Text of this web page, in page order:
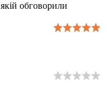
обговорили